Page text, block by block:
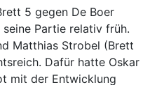
5 gegen De Boer
Partie relativ früh.
Matthias Strobel (Brett
Dafür hatte Oskar
mit der Entwicklung